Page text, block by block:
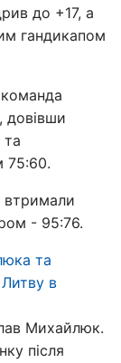
до +17, а
гандикапом
довівши
75:60.
втримали
- 95:76.
та
Литву в
Михайлюк.
після